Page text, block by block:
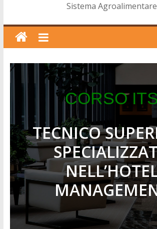
Sistema Agroalimentare
CORSO
TECNICO